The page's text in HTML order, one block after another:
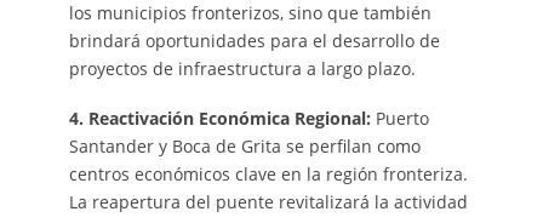
los municipios fronterizos, sino que también
brindará oportunidades para el desarrollo de
proyectos de infraestructura a largo plazo.
4. Reactivación Económica Regional: Puerto
Santander y Boca de Grita se perfilan como
centros económicos clave en la región fronteriza.
La reapertura del puente revitalizará la actividad